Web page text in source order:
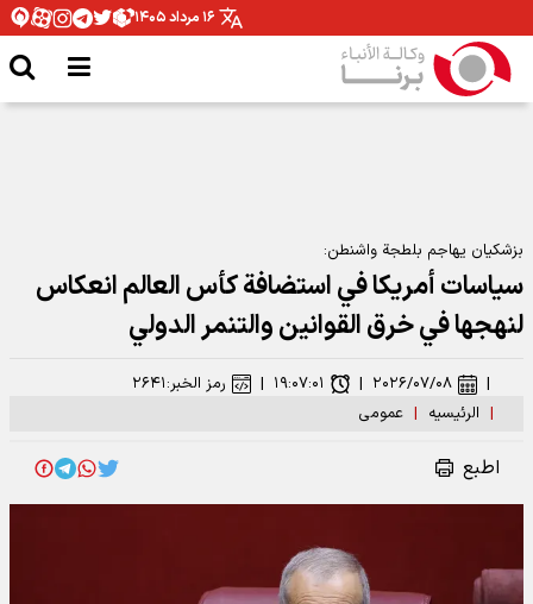
۱۶ مرداد ۱۴۰۵
بزشكيان يهاجم بلطجة واشنطن:
سياسات أمريكا في استضافة كأس العالم انعكاس
لنهجها في خرق القوانين والتنمر الدولي
| الرئیسیه | عمومی
| ۲۰۲۶/۰۷/۰۸ | ۱۹:۰۷:۰۱ | رمز الخبر:۲۶۴۱
اطبع